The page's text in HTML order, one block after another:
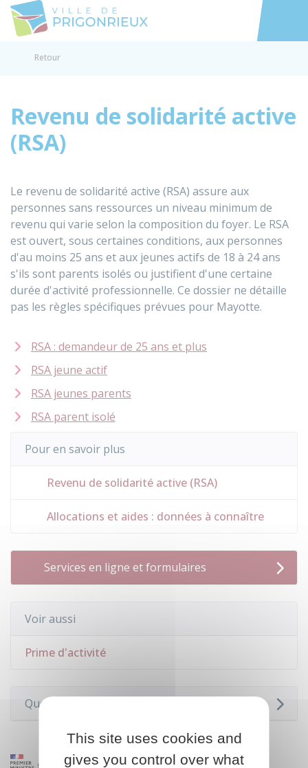
Accéder
Retour
Revenu de solidarité active
(RSA)
Le revenu de solidarité active (RSA) assure aux
personnes sans ressources un niveau minimum de
revenu qui varie selon la composition du foyer. Le RSA
est ouvert, sous certaines conditions, aux personnes
d'au moins 25 ans et aux jeunes actifs de 18 à 24 ans
s'ils sont parents isolés ou justifient d'une certaine
durée d'activité professionnelle. Ce dossier ne détaille
pas les règles spécifiques prévues pour Mayotte.
RSA : demandeur de 25 ans et plus
RSA jeune actif
RSA jeunes parents
RSA parent isolé
Pour en savoir plus
Revenu de solidarité active (RSA)
Allocations et aides : données à connaître
Services en ligne et formulaires
Voir aussi
Prime d'activité
Questions ? Réponses !
This site uses cookies and
gives you control over what